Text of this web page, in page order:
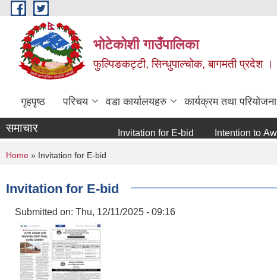
Skip to main content
भोटेकोशी गाउँपालिका
फुल्पिङकट्टी, सिन्धुपाल्चोक, बागमती प्रदेश ।
गृहपृष्ठ परिचय वडा कार्यालयहरु कार्यक्रम तथा परियोजना
समाचार Invitation for E-bid Intention to Award
You are here
Home » Invitation for E-bid
Invitation for E-bid
Submitted on: Thu, 12/11/2025 - 09:16